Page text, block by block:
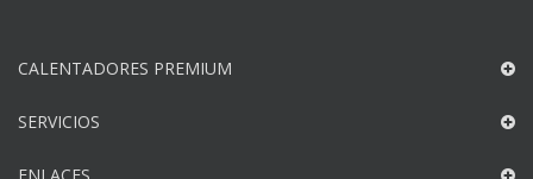
CALENTADORES PREMIUM
SERVICIOS
ENLACES